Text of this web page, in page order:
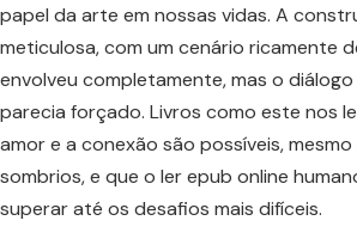
papel da arte em nossas vidas. A
meticulosa, com um cenário ricamente
envolveu completamente, mas o
parecia forçado. Livros como este nos
amor e a conexão são possíveis,
sombrios, e que o ler epub online
superar até os desafios mais difíceis.